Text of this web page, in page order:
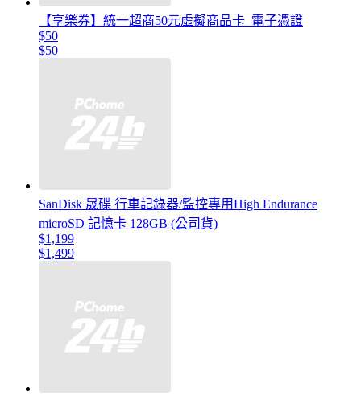
【享樂券】統一超商50元虛擬商品卡_電子憑證
$50
$50
SanDisk 晟碟 行車記錄器/監控專用High Endurance
microSD 記憶卡 128GB (公司貨)
$1,199
$1,499